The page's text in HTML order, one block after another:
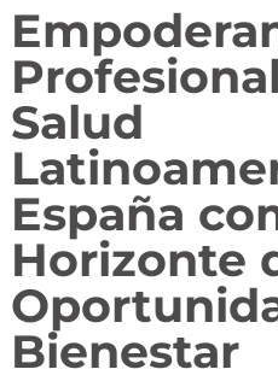
Salud
España
Horizonte
Bienestar